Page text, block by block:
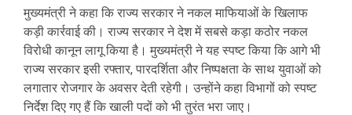
मुख्यमंत्री ने कहा कि राज्य सरकार ने नकल माफियाओं के खिलाफ
कड़ी कार्रवाई की। राज्य सरकार ने देश में सबसे कड़ा कठोर नकल
विरोधी कानून लागू किया है। मुख्यमंत्री ने यह स्पष्ट किया कि आगे भी
राज्य सरकार इसी रफ्तार, पारदर्शिता और निष्पक्षता के साथ युवाओं को
लगातार रोजगार के अवसर देती रहेगी। उन्होंने कहा विभागों को स्पष्ट
निर्देश दिए गए हैं कि खाली पदों को भी तुरंत भरा जाए।